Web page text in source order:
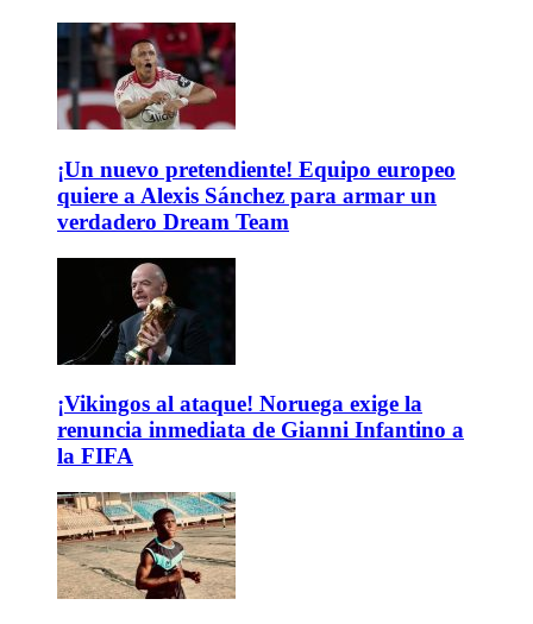
¡Un nuevo pretendiente! Equipo europeo
quiere a Alexis Sánchez para armar un
verdadero Dream Team
¡Vikingos al ataque! Noruega exige la
renuncia inmediata de Gianni Infantino a
la FIFA